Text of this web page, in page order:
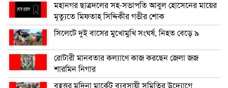
মহানগর ছাত্রদলের সহ-সভাপতি আবুল হোসেনের মায়ের
মৃত্যুতে মিফতাহ্ সিদ্দিকীর গভীর শোক
সিলেটে দুই বাসের মুখোমুখি সংঘর্ষ, নিহত বেড়ে ৯
রোটারী মানবতার কল্যাণে কাজ করছেন জেলা জজ
শারমিন নিগার